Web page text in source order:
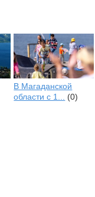
В Магаданской
области с 1...
(0)